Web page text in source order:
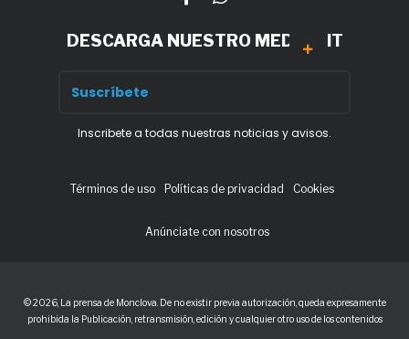
DESCARGA NUESTRO MEDIA KIT
Inscribete a todas nuestras noticias y avisos.
Términos de uso Políticas de privacidad Cookies
Anúnciate con nosotros
© 2026, La prensa de Monclova. De no existir previa autorización, queda expresamente
prohibida la Publicación, retransmisión, edición y cualquier otro uso de los contenidos